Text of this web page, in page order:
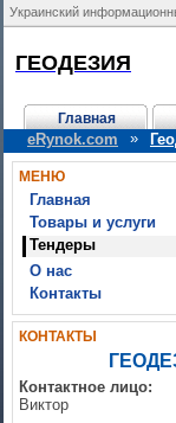
Украинский
ГЕОДЕЗИЯ
Главная
eRynok.com »
МЕНЮ
Главная
Товары и услуги
Тендеры
О нас
Контакты
КОНТАКТЫ
Контактное лицо:
Виктор